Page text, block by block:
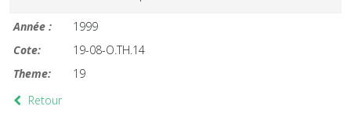
Année :
1999
Cote:
19-08-O.TH.14
Theme:
19
Retour